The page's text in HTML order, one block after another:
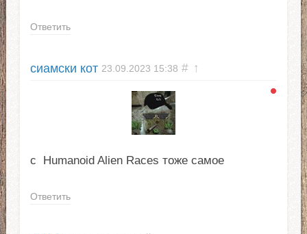
Ответить
сиамски кот 23.09.2023 15:38 # ↑
с Humanoid Alien Races тоже самое
Ответить